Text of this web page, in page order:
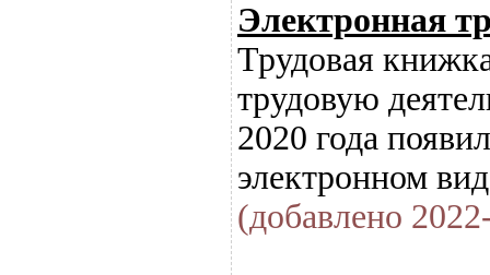
Электронная
Трудовая
трудовую
2020 года
электронном
(добавлено